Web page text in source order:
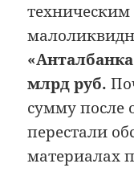
млрд руб.
сумму после
перестали
материалах